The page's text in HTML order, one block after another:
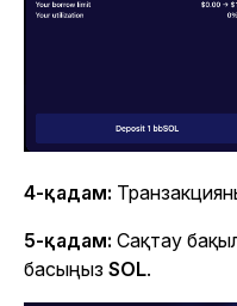
4-қадам:
5-қадам: Сақтау
басыңыз SOL.